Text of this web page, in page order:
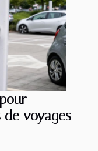
de voyages